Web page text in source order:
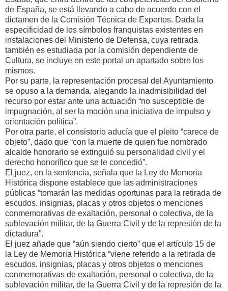
de España, se está llevando a cabo de acuerdo con el
dictamen de la Comisión Técnica de Expertos. Dada la
especificidad de los símbolos franquistas existentes en
instalaciones del Ministerio de Defensa, cuya retirada
también es estudiada por la comisión dependiente de
Cultura, se incluye en este portal un apartado sobre los
mismos.
Por su parte, la representación procesal del Ayuntamiento
se opuso a la demanda, alegando la inadmisibilidad del
recurso por estar ante una actuación “no susceptible de
impugnación, al ser la moción una iniciativa de impulso y
orientación política”.
Por otra parte, el consistorio aducía que el pleito “carece de
objeto”, dado que “con la muerte de quien fue nombrado
alcalde honorario se extinguió su personalidad civil y el
derecho honorífico que se le concedió”.
El juez, en la sentencia, señala que la Ley de Memoria
Histórica dispone establece que las administraciones
públicas “tomarán las medidas oportunas para la retirada de
escudos, insignias, placas y otros objetos o menciones
conmemorativas de exaltación, personal o colectiva, de la
sublevación militar, de la Guerra Civil y de la represión de la
dictadura”.
El juez añade que “aún siendo cierto” que el artículo 15 de
la Ley de Memoria Histórica “viene referido a la retirada de
escudos, insignias, placas y otros objetos o menciones
conmemorativas de exaltación, personal o colectiva, de la
sublevación militar, de la Guerra Civil y de la represión de la